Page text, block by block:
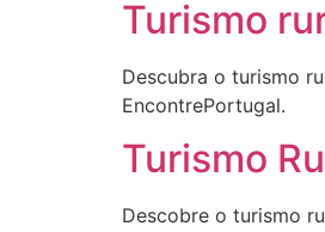
Turismo
Descubra o turismo
EncontrePortugal.
Turismo
Descobre o turismo